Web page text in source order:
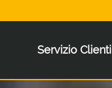
Servizio Clienti